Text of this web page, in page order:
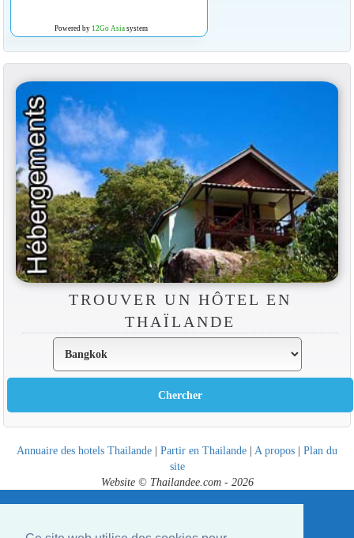
Powered by 12Go Asiasystem
TROUVER UN HÔTEL EN
THAÏLANDE
Annuaire des hotels Thailande | Partir en Thailande | A propos | Plan du
site
Website © Thailandee.com - 2026